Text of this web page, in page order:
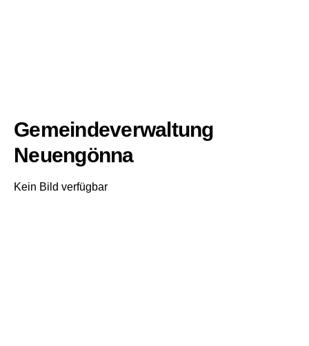
Gemeindeverwaltung
Neuengönna
Kein Bild verfügbar